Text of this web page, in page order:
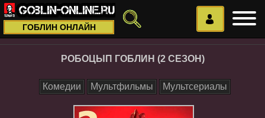
ГОБЛИН ОНЛАЙН
РОБОЦЫП ГОБЛИН (2 СЕЗОН)
Комедии Мультфильмы Мультсериалы